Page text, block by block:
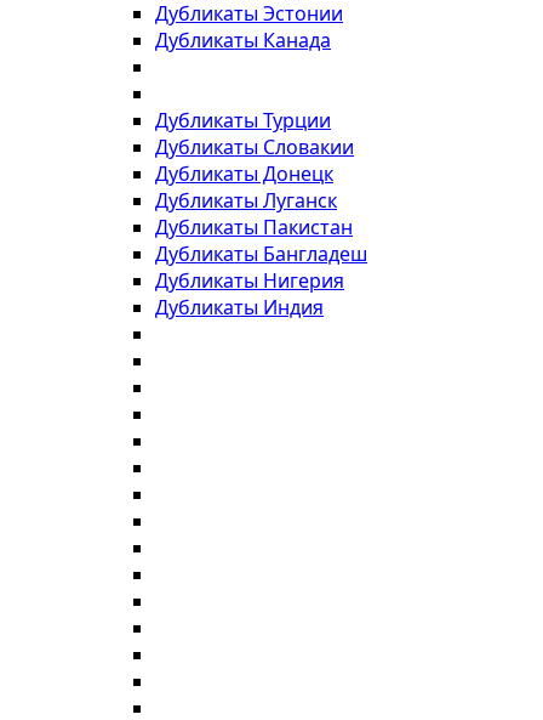
Дубликаты Эстонии
Дубликаты Канада
Дубликаты Турции
Дубликаты Словакии
Дубликаты Донецк
Дубликаты Луганск
Дубликаты Пакистан
Дубликаты Бангладеш
Дубликаты Нигерия
Дубликаты Индия